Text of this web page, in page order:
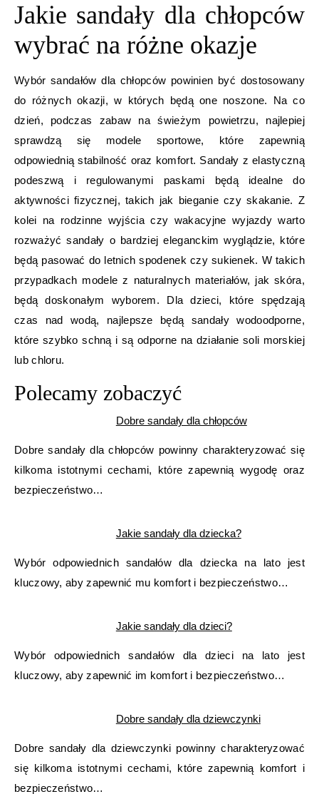
Jakie sandały dla chłopców
wybrać na różne okazje
Wybór sandałów dla chłopców powinien być dostosowany
do różnych okazji, w których będą one noszone. Na co
dzień, podczas zabaw na świeżym powietrzu, najlepiej
sprawdzą się modele sportowe, które zapewnią
odpowiednią stabilność oraz komfort. Sandały z elastyczną
podeszwą i regulowanymi paskami będą idealne do
aktywności fizycznej, takich jak bieganie czy skakanie. Z
kolei na rodzinne wyjścia czy wakacyjne wyjazdy warto
rozważyć sandały o bardziej eleganckim wyglądzie, które
będą pasować do letnich spodenek czy sukienek. W takich
przypadkach modele z naturalnych materiałów, jak skóra,
będą doskonałym wyborem. Dla dzieci, które spędzają
czas nad wodą, najlepsze będą sandały wodoodporne,
które szybko schną i są odporne na działanie soli morskiej
lub chloru.
Polecamy zobaczyć
Dobre sandały dla chłopców
Dobre sandały dla chłopców powinny charakteryzować się
kilkoma istotnymi cechami, które zapewnią wygodę oraz
bezpieczeństwo…
Jakie sandały dla dziecka?
Wybór odpowiednich sandałów dla dziecka na lato jest
kluczowy, aby zapewnić mu komfort i bezpieczeństwo…
Jakie sandały dla dzieci?
Wybór odpowiednich sandałów dla dzieci na lato jest
kluczowy, aby zapewnić im komfort i bezpieczeństwo…
Dobre sandały dla dziewczynki
Dobre sandały dla dziewczynki powinny charakteryzować
się kilkoma istotnymi cechami, które zapewnią komfort i
bezpieczeństwo…